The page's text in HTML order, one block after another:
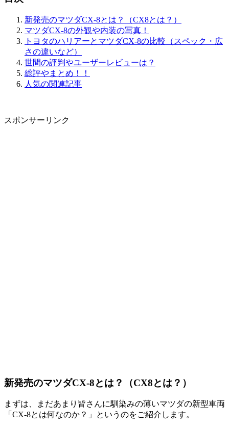
新発売のマツダCX-8とは？（CX8とは？）
マツダCX-8の外観や内装の写真！
トヨタのハリアーとマツダCX-8の比較（スペック・広
さの違いなど）
世間の評判やユーザーレビューは？
総評やまとめ！！
人気の関連記事
スポンサーリンク
新発売のマツダCX-8とは？（CX8とは？）
まずは、まだあまり皆さんに馴染みの薄いマツダの新型車両
「CX-8とは何なのか？」というのをご紹介します。